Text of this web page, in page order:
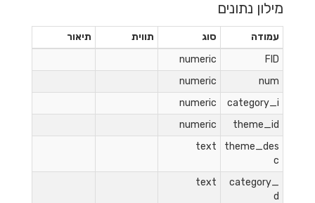
מילון נתונים
עמודה סוג תווית
תיאור
FID
numeric
num
numeric
category_i
numeric
theme_id
numeric
theme_des
c
text
category_
d
text